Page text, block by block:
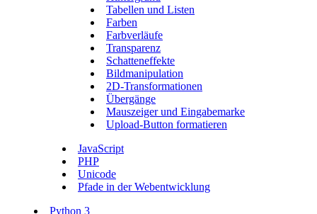
Tabellen und Listen
Farben
Farbverläufe
Transparenz
Schatteneffekte
Bildmanipulation
2D-Transformationen
Übergänge
Mauszeiger und Eingabemarke
Upload-Button formatieren
JavaScript
PHP
Unicode
Pfade in der Webentwicklung
Python 3